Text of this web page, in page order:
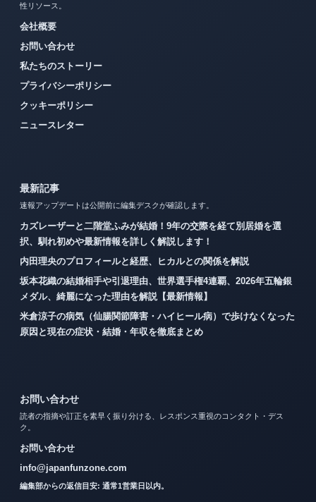
性リソース。
会社概要
お問い合わせ
私たちのストーリー
プライバシーポリシー
クッキーポリシー
ニュースレター
最新記事
速報アップデートは公開前に編集デスクが確認します。
カズレーザーと二階堂ふみが結婚！9年の交際を経て別居婚を選
択、馴れ初めや最新情報を詳しく解説します！
内田理央のプロフィールと経歴、ヒカルとの関係を解説
坂本花織の結婚相手や引退理由、世界選手権4連覇、2026年五輪銀
メダル、綺麗になった理由を解説【最新情報】
米倉涼子の病気（仙腸関節障害・ハイヒール病）で歩けなくなった
原因と現在の症状・結婚・年収を徹底まとめ
お問い合わせ
読者の指摘や訂正を素早く振り分ける、レスポンス重視のコンタクト・デス
ク。
お問い合わせ
info@japanfunzone.com
編集部からの返信目安: 通常1営業日以内。